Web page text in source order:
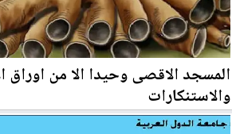
المسجد الاقصى وحيدا الا من اوراق
والاستنكارات